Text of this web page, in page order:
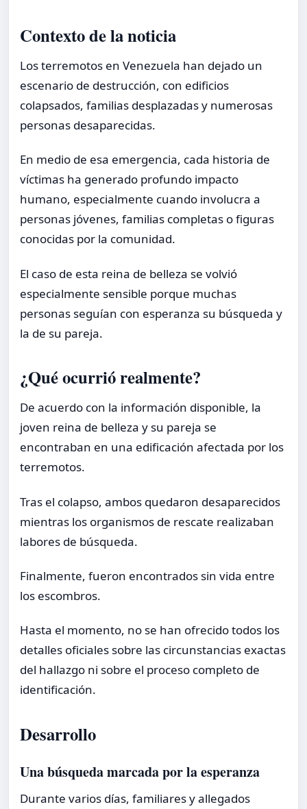
Contexto de la noticia
Los terremotos en Venezuela han dejado un
escenario de destrucción, con edificios
colapsados, familias desplazadas y numerosas
personas desaparecidas.
En medio de esa emergencia, cada historia de
víctimas ha generado profundo impacto
humano, especialmente cuando involucra a
personas jóvenes, familias completas o figuras
conocidas por la comunidad.
El caso de esta reina de belleza se volvió
especialmente sensible porque muchas
personas seguían con esperanza su búsqueda y
la de su pareja.
¿Qué ocurrió realmente?
De acuerdo con la información disponible, la
joven reina de belleza y su pareja se
encontraban en una edificación afectada por los
terremotos.
Tras el colapso, ambos quedaron desaparecidos
mientras los organismos de rescate realizaban
labores de búsqueda.
Finalmente, fueron encontrados sin vida entre
los escombros.
Hasta el momento, no se han ofrecido todos los
detalles oficiales sobre las circunstancias exactas
del hallazgo ni sobre el proceso completo de
identificación.
Desarrollo
Una búsqueda marcada por la esperanza
Durante varios días, familiares y allegados